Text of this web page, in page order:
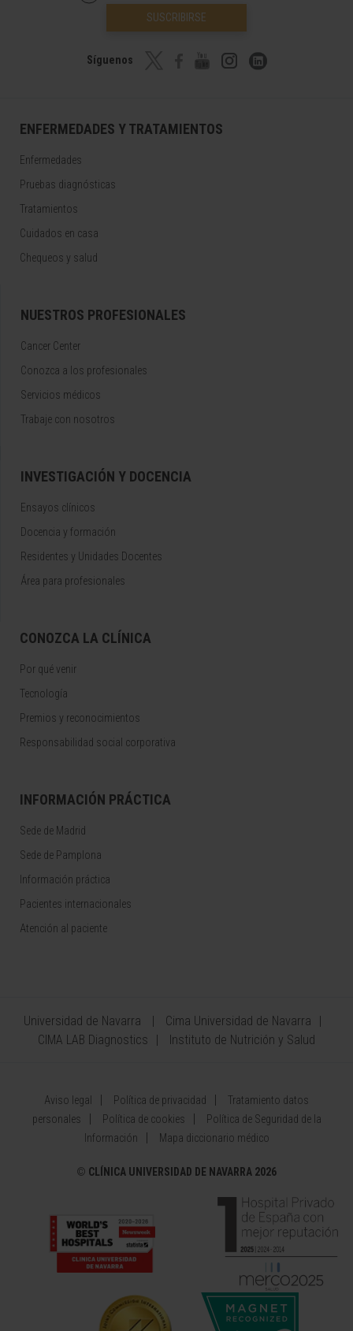
SUSCRIBIRSE
Síguenos
ENFERMEDADES Y TRATAMIENTOS
Enfermedades
Pruebas diagnósticas
Tratamientos
Cuidados en casa
Chequeos y salud
NUESTROS PROFESIONALES
Cancer Center
Conozca a los profesionales
Servicios médicos
Trabaje con nosotros
INVESTIGACIÓN Y DOCENCIA
Ensayos clínicos
Docencia y formación
Residentes y Unidades Docentes
Área para profesionales
CONOZCA LA CLÍNICA
Por qué venir
Tecnología
Premios y reconocimientos
Responsabilidad social corporativa
INFORMACIÓN PRÁCTICA
Sede de Madrid
Sede de Pamplona
Información práctica
Pacientes internacionales
Atención al paciente
Universidad de Navarra
Cima Universidad de Navarra
CIMA LAB Diagnostics
Instituto de Nutrición y Salud
Aviso legal Política de privacidad
Tratamiento datos
personales
Política de cookies
Política de Seguridad de la
Información
Mapa diccionario médico
© CLÍNICA UNIVERSIDAD DE NAVARRA 2026